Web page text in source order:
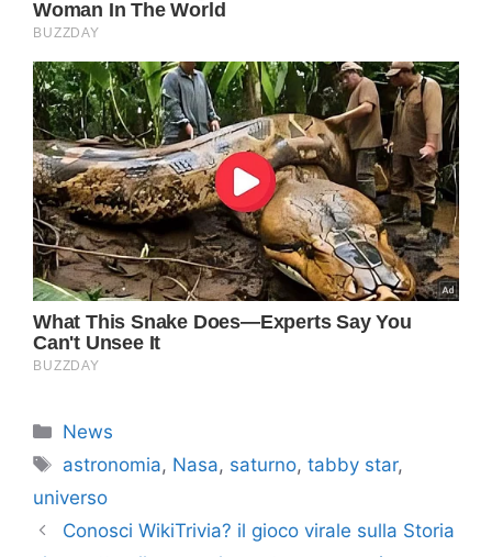
Categorie
News
Tag
astronomia, Nasa, saturno,tabby star,
universo
Conosci WikiTrivia? il gioco virale sulla Storia